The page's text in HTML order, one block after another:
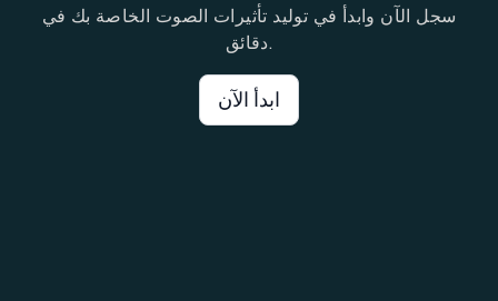
سجل الآن وابدأ في توليد تأثيرات الصوت الخاصة بك في
دقائق.
ابدأ الآن